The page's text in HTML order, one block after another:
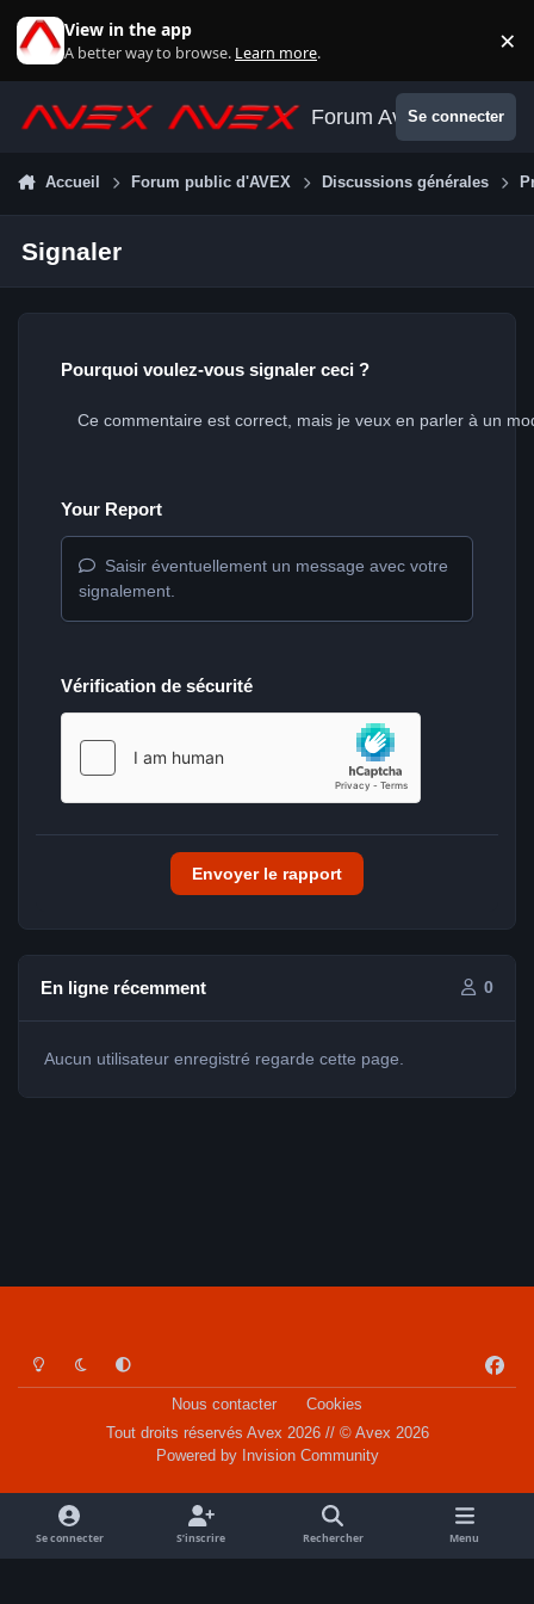
View in the app
A better way to browse. Learn more. ×
Forum AvexSe connecter
Accueil Forum public d'AVEX Discussions générales
Signaler
Pourquoi voulez-vous signaler ceci ?
Your Report
Saisir éventuellement un message avec votre
signalement.
Vérification de sécurité
Envoyer le rapport
En ligne récemment 0
Aucun utilisateur enregistré regarde cette page.
Light ModeDark ModeSystem Preference
a
o
k
Nous contacter
Cookies
Tout droits réservés Avex 2026 // © Avex 2026
Powered by Invision Community
Se connecter S’inscrire Rechercher Menu